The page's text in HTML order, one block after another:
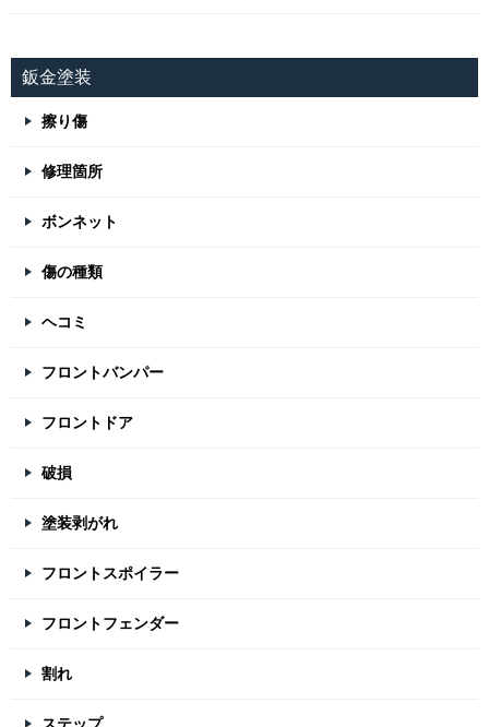
鈑金塗装
擦り傷
修理箇所
ボンネット
傷の種類
ヘコミ
フロントバンパー
フロントドア
破損
塗装剥がれ
フロントスポイラー
フロントフェンダー
割れ
ステップ